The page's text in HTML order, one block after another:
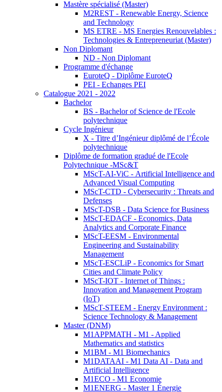
Mastère spécialisé (Master)
M2REST - Renewable Energy, Science
and Technology
MS ETRE - MS Energies Renouvelables :
Technologies & Entrepreneuriat (Master)
Non Diplomant
ND - Non Diplomant
Programme d'échange
EuroteQ - Diplôme EuroteQ
PEI - Echanges PEI
Catalogue 2021 - 2022
Bachelor
BS - Bachelor of Science de l'Ecole
polytechnique
Cycle Ingénieur
X - Titre d’Ingénieur diplômé de l’École
polytechnique
Diplôme de formation gradué de l'Ecole
Polytechnique -MSc&T
MScT-AI-ViC - Artificial Intelligence and
Advanced Visual Computing
MScT-CTD - Cybersecurity : Threats and
Defenses
MScT-DSB - Data Science for Business
MScT-EDACF - Economics, Data
Analytics and Corporate Finance
MScT-EESM - Environmental
Engineering and Sustainability
Management
MScT-ESCLiP - Economics for Smart
Cities and Climate Policy
MScT-IOT - Internet of Things :
Innovation and Management Program
(IoT)
MScT-STEEM - Energy Environment :
Science Technology & Management
Master (DNM)
M1APPMATH - M1 - Applied
Mathematics and statistics
M1BM - M1 Biomechanics
M1DATAAI - M1 Data AI - Data and
Artificial Intelligence
M1ECO - M1 Economie
M1ENERG - Master 1 Énergie